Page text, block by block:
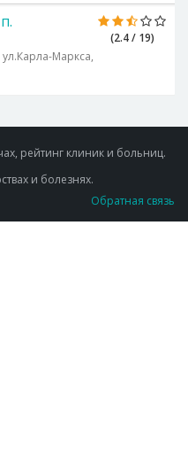
(2.4 / 19)
Маркса,
рейтинг клиник и больниц.
и болезнях.
Обратная связь